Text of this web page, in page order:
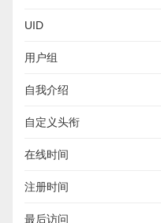
UID
用户组
自我介绍
自定义头衔
在线时间
注册时间
最后访问